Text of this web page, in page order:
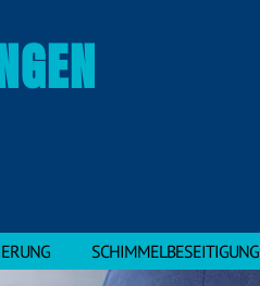
SCHIMMELBESEITIGUNG